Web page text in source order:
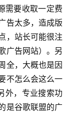
需要收取一定费
告太多，造成版
，站长可能很注
广告网站）。另
全，大概也是因
不怎么会这么一
外，专业搜索功
是谷歌联盟的广